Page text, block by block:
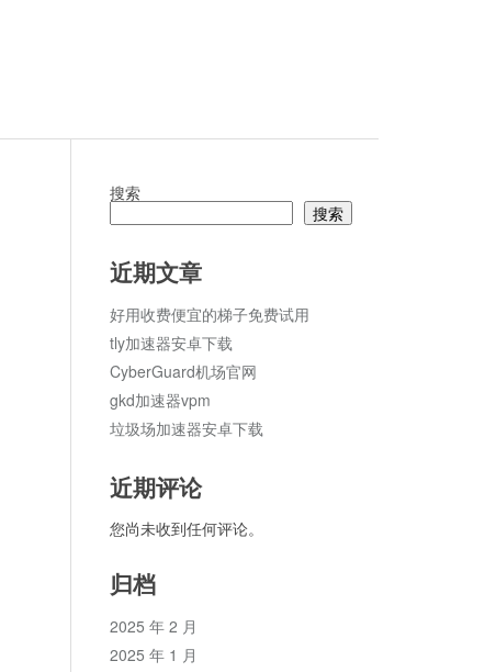
搜索
搜索
近期文章
好用收费便宜的梯子免费试用
tly加速器安卓下载
CyberGuard机场官网
gkd加速器vpm
垃圾场加速器安卓下载
近期评论
您尚未收到任何评论。
归档
2025 年 2 月
2025 年 1 月